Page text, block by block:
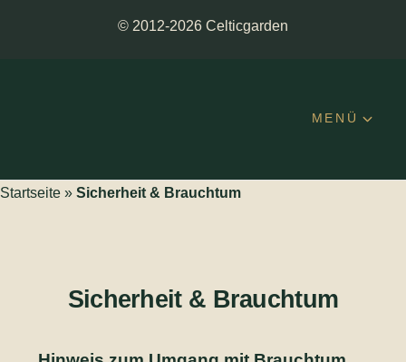
© 2012-2026 Celticgarden
MENÜ
Startseite » Sicherheit & Brauchtum
Sicherheit & Brauchtum